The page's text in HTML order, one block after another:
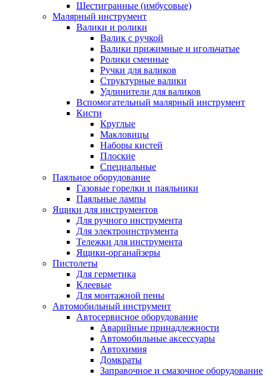
Шестигранные (имбусовые)
Малярный инструмент
Валики и ролики
Валик с ручкой
Валики прижимные и игольчатые
Ролики сменные
Ручки для валиков
Структурные валики
Удлинители для валиков
Вспомогательный малярный инструмент
Кисти
Круглые
Макловицы
Наборы кистей
Плоские
Специальные
Паяльное оборудование
Газовые горелки и паяльники
Паяльные лампы
Ящики для инструментов
Для ручного инструмента
Для электроинструмента
Тележки для инструмента
Ящики-органайзеры
Пистолеты
Для герметика
Клеевые
Для монтажной пены
Автомобильный инструмент
Автосервисное оборудование
Аварийные принадлежности
Автомобильные аксессуары
Автохимия
Домкраты
Заправочное и смазочное оборудование